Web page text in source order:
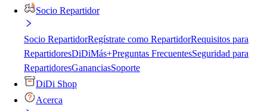
Socio Repartidor
Socio RepartidorRegístrate como RepartidorRequisitos para
RepartidoresDiDiMás+Preguntas FrecuentesSeguridad para
RepartidoresGananciasSoporte
DiDi Shop
Acerca